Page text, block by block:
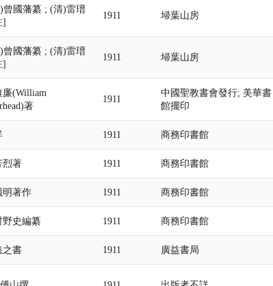
曾國藩纂 ; (清)雷瑨
]
1911 埽葉山房
曾國藩纂 ; (清)雷瑨
]
1911 埽葉山房
廉(William
著
1911
中國聖教書會發行; 美華書
館擺印
1911 商務印書館
烈著 1911 商務印書館
明著作 1911 商務印書館
野史編纂 1911 商務印書館
之書 1911 廣益書局